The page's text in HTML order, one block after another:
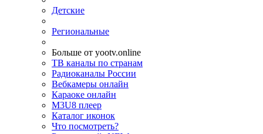
Детские
Региональные
Больше от yootv.online
ТВ каналы по странам
Радиоканалы России
Вебкамеры онлайн
Караоке онлайн
M3U8 плеер
Каталог иконок
Что посмотреть?